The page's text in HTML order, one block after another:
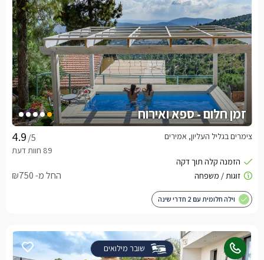
זמן חלום - ספא ואירוח
/5 צימרים בגליל העליון, אמירים
החל מ- ₪750
וילה חלומית עם 2 חדרי שינה
שובר מילואים